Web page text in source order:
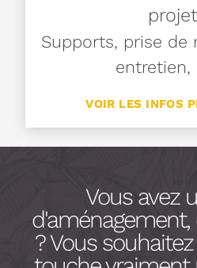
Supports, prise de
entretien,
VOIR LES INFOS
Vous avez
? Vous